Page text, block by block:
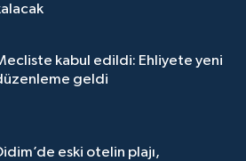
kabul edildi: Ehliyete yeni
geldi
eski otelin plajı,